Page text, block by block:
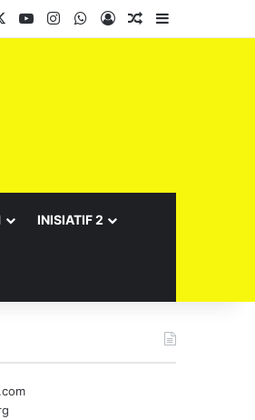
YouTubeInstagramWhatsApp
Log InRandom Article
INISIATIF 2